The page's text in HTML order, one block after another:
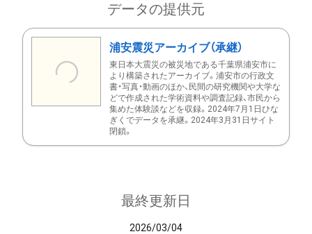
データの提供元
浦安震災アーカイブ（承継）
東日本大震災の被災地である千葉県浦安市に
より構築されたアーカイブ。浦安市の行政文
書・写真・動画のほか、民間の研究機関や大学な
どで作成された学術資料や調査記録、市民から
集めた体験談などを収録。2024年7月1日ひな
ぎくでデータを承継。2024年3月31日サイト
閉鎖。
最終更新日
2026/03/04